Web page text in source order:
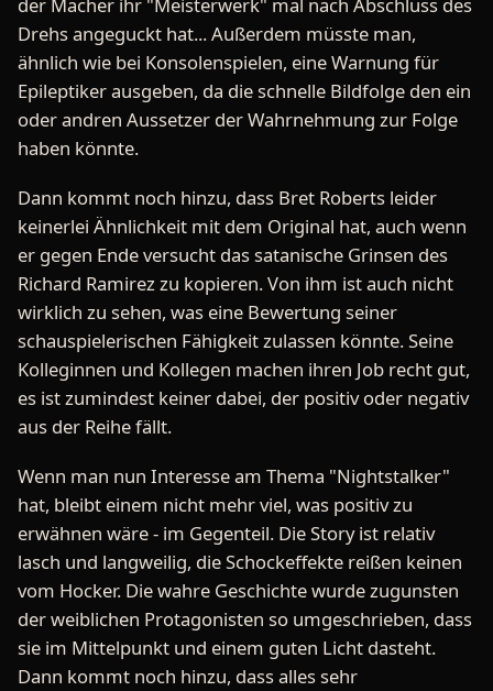
der Macher ihr "Meisterwerk" mal nach Abschluss des
Drehs angeguckt hat... Außerdem müsste man,
ähnlich wie bei Konsolenspielen, eine Warnung für
Epileptiker ausgeben, da die schnelle Bildfolge den ein
oder andren Aussetzer der Wahrnehmung zur Folge
haben könnte.
Dann kommt noch hinzu, dass Bret Roberts leider
keinerlei Ähnlichkeit mit dem Original hat, auch wenn
er gegen Ende versucht das satanische Grinsen des
Richard Ramirez zu kopieren. Von ihm ist auch nicht
wirklich zu sehen, was eine Bewertung seiner
schauspielerischen Fähigkeit zulassen könnte. Seine
Kolleginnen und Kollegen machen ihren Job recht gut,
es ist zumindest keiner dabei, der positiv oder negativ
aus der Reihe fällt.
Wenn man nun Interesse am Thema "Nightstalker"
hat, bleibt einem nicht mehr viel, was positiv zu
erwähnen wäre - im Gegenteil. Die Story ist relativ
lasch und langweilig, die Schockeffekte reißen keinen
vom Hocker. Die wahre Geschichte wurde zugunsten
der weiblichen Protagonisten so umgeschrieben, dass
sie im Mittelpunkt und einem guten Licht dasteht.
Dann kommt noch hinzu, dass alles sehr